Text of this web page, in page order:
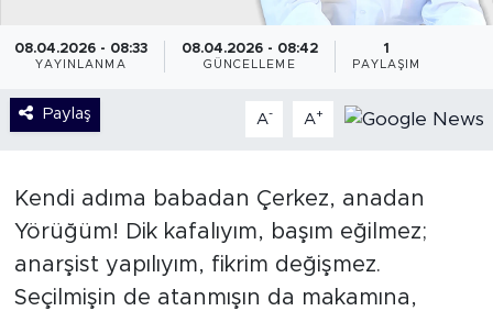
08.04.2026 - 08:33
YAYINLANMA
08.04.2026 - 08:42
GÜNCELLEME
1
PAYLAŞIM
Paylaş A- A+
Kendi adıma babadan Çerkez, anadan
Yörüğüm! Dik kafalıyım, başım eğilmez;
anarşist yapılıyım, fikrim değişmez.
Seçilmişin de atanmışın da makamına,